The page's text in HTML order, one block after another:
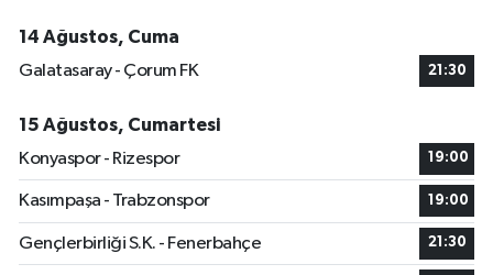
14 Ağustos, Cuma
Galatasaray - Çorum FK
21:30
15 Ağustos, Cumartesi
Konyaspor - Rizespor
19:00
Kasımpaşa - Trabzonspor 19:00
Gençlerbirliği S.K. - Fenerbahçe 21:30